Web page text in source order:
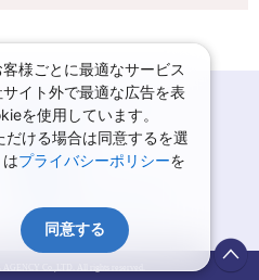
プライバシーポリシー
規約集
商標について
システムメンテナンスの
お知らせ
様ごとに最適なサービス
イト外で最適な広告を表
を使用しています。
ける場合は同意するを選
プライバシーポリシーを
同意する